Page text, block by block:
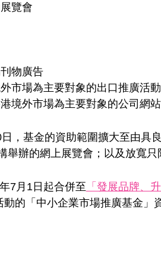
覽會
物廣告
市場為主要對象的出口推廣活動
境外市場為主要對象的公司網
，基金的資助範圍擴大至由
辦的網上展覽會；以及放寬只
7月1日起合併至 「發展品牌、
的「中小企業市場推廣基金」